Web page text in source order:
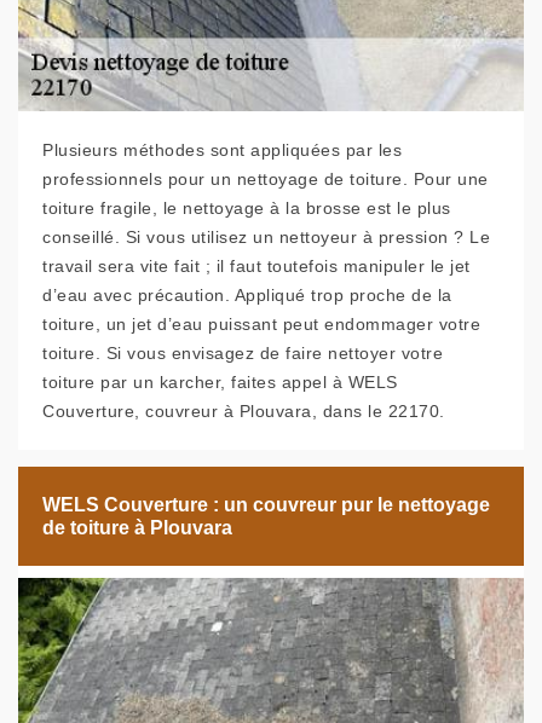
Plusieurs méthodes sont appliquées par les
professionnels pour un nettoyage de toiture. Pour une
toiture fragile, le nettoyage à la brosse est le plus
conseillé. Si vous utilisez un nettoyeur à pression ? Le
travail sera vite fait ; il faut toutefois manipuler le jet
d’eau avec précaution. Appliqué trop proche de la
toiture, un jet d’eau puissant peut endommager votre
toiture. Si vous envisagez de faire nettoyer votre
toiture par un karcher, faites appel à WELS
Couverture, couvreur à Plouvara, dans le 22170.
WELS Couverture : un couvreur pur le nettoyage
de toiture à Plouvara